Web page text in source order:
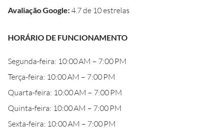
Avaliação Google:4.7 de 10 estrelas
HORÁRIO DE FUNCIONAMENTO
Segunda-feira: 10:00 AM – 7:00 PM
Terça-feira: 10:00 AM – 7:00 PM
Quarta-feira: 10:00 AM – 7:00 PM
Quinta-feira: 10:00 AM – 7:00 PM
Sexta-feira: 10:00 AM – 7:00 PM